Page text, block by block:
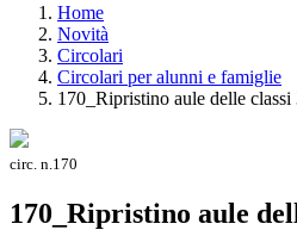
Home
Novità
Circolari
Circolari per alunni e famiglie
170_Ripristino aule delle
circ. n.170
170_Ripristino aule